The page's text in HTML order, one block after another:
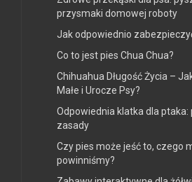
przysmaki domowej roboty
Jak odpowiednio
Co to jest pies Chua Chua?
Chihuahua Długość Życia –
Małe i Urocze Psy?
Odpowiednia klatka dla
zasady
Czy pies może jeść to, czego
powinniśmy?